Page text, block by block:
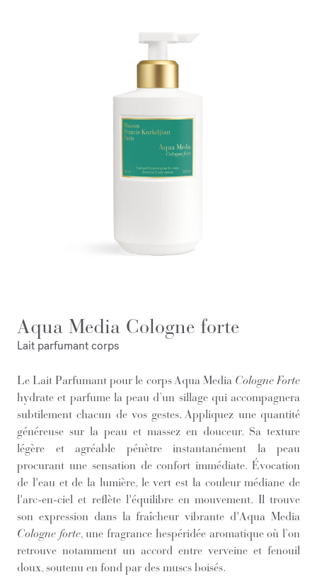
Aqua Media Cologne forte
Lait parfumant corps
Le Lait Parfumant pour le corps Aqua Media Cologne Forte
hydrate et parfume la peau d’un sillage qui accompagnera
subtilement chacun de vos gestes. Appliquez une quantité
généreuse sur la peau et massez en douceur. Sa texture
légère et agréable pénètre instantanément la peau
procurant une sensation de confort immédiate. Évocation
de l'eau et de la lumière, le vert est la couleur médiane de
l'arc-en-ciel et reflète l'équilibre en mouvement. Il trouve
son expression dans la fraîcheur vibrante d'Aqua Media
Cologne forte, une fragrance hespéridée aromatique où l’on
retrouve notamment un accord entre verveine et fenouil
doux, soutenu en fond par des muscs boisés.